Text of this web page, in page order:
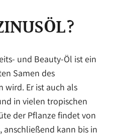
und Beauty-Öl ist ein
Samen des
wird. Er ist auch als
in vielen tropischen
der Pflanze findet von
anschließend kann bis in